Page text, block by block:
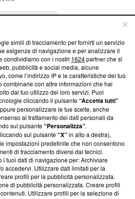
trasparenti su Blasting
editoriali e su come ci impegniamo a
afferma la nostra aderenza a
Integrity’Blasting News non è
ma ha richiesto di farne
ha ancora effettuato una verifica di
simili di tracciamento per fornirti un servizio
esigenze di navigazione e per analizzare il
condividiamo con i nostri 1624partner che si
pubblicità e social media, alcune
come l’indirizzo IP e le caratteristiche del tuo
combinarle con altre informazioni che hai
dal tuo utilizzo dei loro servizi. Puoi
cliccando il pulsante“Accetta tutti”
personalizzare le tue scelte, anche
al trattamento dei dati personali da
sul pulsante“Personalizza”.
sul pulsante“X”in alto a destra),
impostazioni predefinite che non consentono
di tracciamento diversi dai tecnici.
i tuoi dati di navigazione per: Archiviare
accedervi. Utilizzare dati limitati per la
profili per la pubblicità personalizzata.
di pubblicità personalizzata. Creare profili
Utilizzare profili per la selezione di